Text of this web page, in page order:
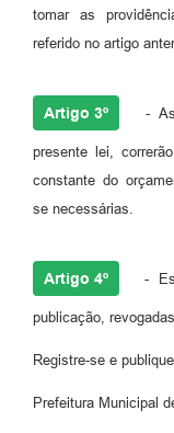
tomar as
referido no artigo
Artigo 3º -
presente lei,
constante do
se necessárias.
Artigo 4º -
publicação,
Registre-se e
Prefeitura Municipal